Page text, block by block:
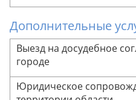
Дополнительные
Выезд на досудебное
городе
Юридическое